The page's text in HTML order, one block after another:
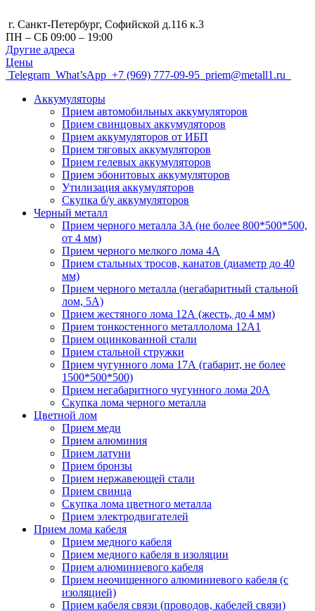
г. Санкт-Петербург, Cофийской д.116 к.3
ПН – СБ 09:00 – 19:00
Другие адреса
Цены
Telegram What’sApp +7 (969) 777-09-95 priem@metall1.ru
Аккумуляторы
Прием автомобильных аккумуляторов
Прием свинцовых аккумуляторов
Прием аккумуляторов от ИБП
Прием тяговых аккумуляторов
Прием гелевых аккумуляторов
Прием эбонитовых аккумуляторов
Утилизация аккумуляторов
Скупка б/у аккумуляторов
Черный металл
Прием черного металла 3A (не более 800*500*500,
от 4 мм)
Прием черного мелкого лома 4А
Прием стальных тросов, канатов (диаметр до 40
мм)
Прием черного металла (негабаритный стальной
лом, 5A)
Прием жестяного лома 12А (жесть, до 4 мм)
Прием тонкостенного металлолома 12А1
Прием оцинкованной стали
Прием стальной стружки
Прием чугунного лома 17А (габарит, не более
1500*500*500)
Прием негабаритного чугунного лома 20А
Скупка лома черного металла
Цветной лом
Прием меди
Прием алюминия
Прием латуни
Прием бронзы
Прием нержавеющей стали
Прием свинца
Скупка лома цветного металла
Прием электродвигателей
Прием лома кабеля
Прием медного кабеля
Прием медного кабеля в изоляции
Прием алюминиевого кабеля
Прием неочищенного алюминиевого кабеля (с
изоляцией)
Прием кабеля связи (проводов, кабелей связи)